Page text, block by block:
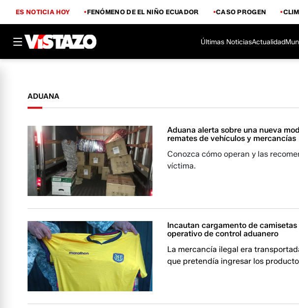
ES NOTICIA HOY FENÓMENO DE EL NIÑO ECUADOR CASO PROGEN
Últimas NoticiasActualidad
ADUANA
Aduana alerta sobre una nueva
remates de vehículos y mercancías
Conozca cómo operan y las
víctima.
Incautan cargamento de
operativo de control aduanero
La mercancía ilegal era
que pretendía ingresar los